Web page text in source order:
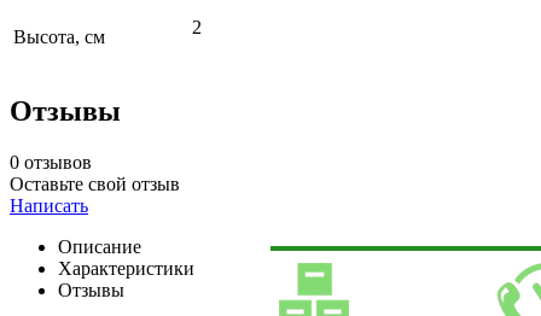
Высота, см 2
Отзывы
0 отзывов
Оставьте свой отзыв
Написать
Описание
Характеристики
Отзывы